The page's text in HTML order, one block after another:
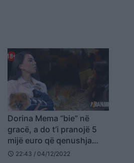
Dorina Mema “bie” në
gracë, a do t’i pranojë 5
mijë euro që qenushja
“Boo” të luajë në film
schedule 22:43 / 04/12/2022